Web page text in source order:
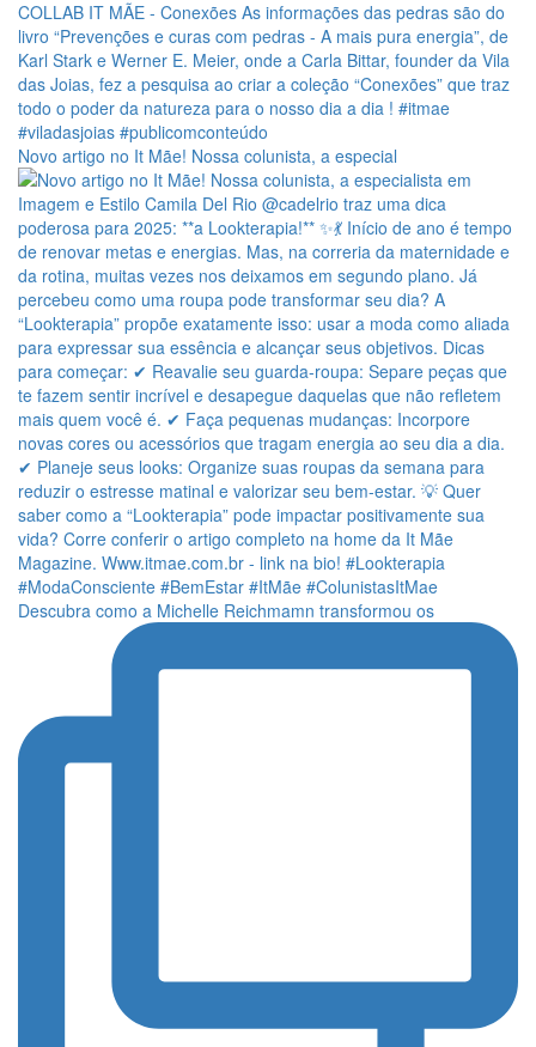
Novo artigo no It Mãe! Nossa colunista, a especial
Descubra como a Michelle Reichmamn transformou os